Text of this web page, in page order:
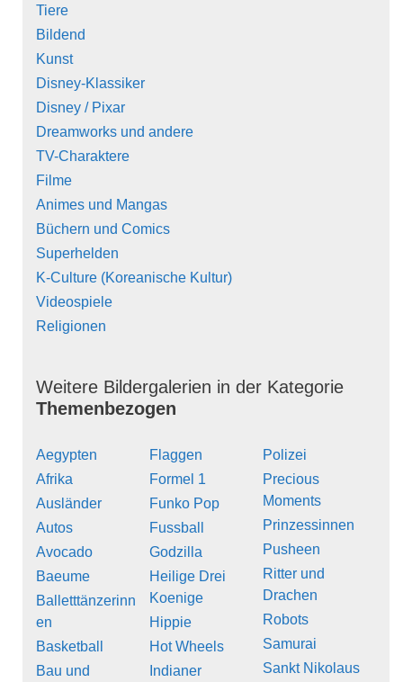
Tiere
Bildend
Kunst
Disney-Klassiker
Disney / Pixar
Dreamworks und andere
TV-Charaktere
Filme
Animes und Mangas
Büchern und Comics
Superhelden
K-Culture (Koreanische Kultur)
Videospiele
Religionen
Weitere Bildergalerien in der Kategorie
Themenbezogen
Aegypten
Afrika
Ausländer
Autos
Avocado
Baeume
Balletttänzerinn
en
Basketball
Bau und
Flaggen
Formel 1
Funko Pop
Fussball
Godzilla
Heilige Drei
Koenige
Hippie
Hot Wheels
Indianer
Polizei
Precious
Moments
Prinzessinnen
Pusheen
Ritter und
Drachen
Robots
Samurai
Sankt Nikolaus